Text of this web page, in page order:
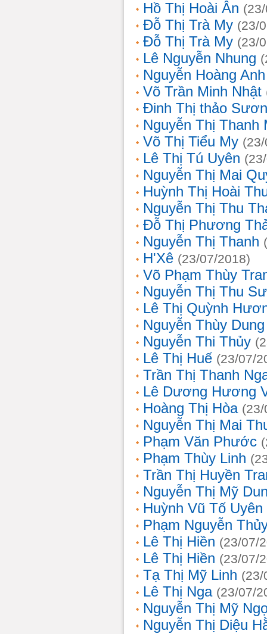
Hồ Thị Hoài Ân
Đỗ Thị Trà My (23/
Đỗ Thị Trà My (23/
Lê Nguyễn Nhung
Nguyễn Hoàng Anh
Võ Trần Minh Nhật
Đinh Thị thảo
Nguyễn Thị Thanh
Võ Thị Tiểu My
Lê Thị Tú Uyên
Nguyễn Thị Mai
Huỳnh Thị Hoài
Nguyễn Thị Thu
Đỗ Thị Phương
Nguyễn Thị Thanh
H'Xê (23/07/2018)
Võ Phạm Thùy
Nguyễn Thị Thu
Lê Thị Quỳnh
Nguyễn Thùy Dung
Nguyễn Thi Thủy
Lê Thị Huế (23/07/
Trần Thị Thanh
Lê Dương Hương
Hoàng Thị Hòa
Nguyễn Thị Mai
Phạm Văn Phước
Phạm Thùy Linh
Trần Thị Huyền
Nguyễn Thị Mỹ
Huỳnh Vũ Tố Uyên
Phạm Nguyễn
Lê Thị Hiền (23/07/
Lê Thị Hiền (23/07/
Tạ Thị Mỹ Linh (23/
Lê Thị Nga (23/07/
Nguyễn Thị Mỹ
Nguyễn Thị Diệu